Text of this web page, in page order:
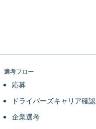
選考フロー
応募
ドライバーズキャリア確認
企業選考